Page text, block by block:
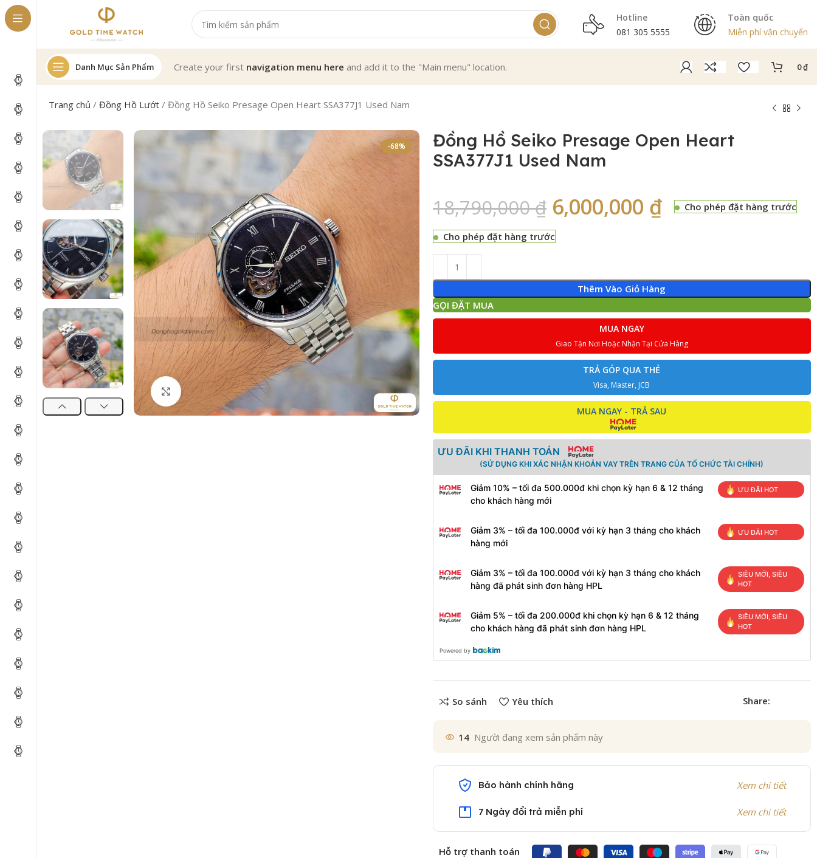
Hotline
081 305 5555
Toàn quốc
Miễn phí vận chuyển
Danh Mục Sản Phẩm Create your first navigation menu here and add it to the "Main menu" location. 0₫
Trang chủ /Đồng Hồ Lướt /Đồng Hồ Seiko Presage Open Heart SSA377J1 Used Nam
-68%
Click to enlarge
Đồng Hồ Seiko Presage Open Heart
SSA377J1 Used Nam
18,790,000₫ 6,000,000 ₫ Cho phép đặt hàng trước
Cho phép đặt hàng trước
Thêm Vào Giỏ Hàng
GỌI ĐẶT MUA
MUA NGAY
Giao Tận Nơi Hoặc Nhận Tại Cửa Hàng
TRẢ GÓP QUA THẺ
Visa, Master, JCB
MUA NGAY - TRẢ SAU
ƯU ĐÃI KHI THANH TOÁN
(SỬ DỤNG KHI XÁC NHẬN KHOẢN VAY TRÊN TRANG CỦA TỔ CHỨC TÀI CHÍNH)
Giảm 10% – tối đa 500.000đ khi chọn kỳ hạn 6 & 12 tháng
cho khách hàng mới
ƯU ĐÃI HOT
Giảm 3% – tối đa 100.000đ với kỳ hạn 3 tháng cho khách
hàng mới
ƯU ĐÃI HOT
Giảm 3% – tối đa 100.000đ với kỳ hạn 3 tháng cho khách
hàng đã phát sinh đơn hàng HPL
SIÊU MỚI, SIÊU
HOT
Giảm 5% – tối đa 200.000đ khi chọn kỳ hạn 6 & 12 tháng
cho khách hàng đã phát sinh đơn hàng HPL
SIÊU MỚI, SIÊU
HOT
Powered by
So sánh Yêu thích Share:
14 Người đang xem sản phẩm này
Bảo hành chính hãng Xem chi tiết
7 Ngày đổi trả miễn phí Xem chi tiết
Hỗ trợ thanh toán